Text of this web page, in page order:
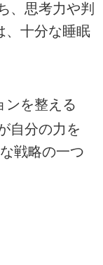
、思考力や判
、十分な睡眠
ンを整える
自分の力を
戦略の一つ